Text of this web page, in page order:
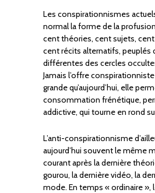
Les conspirationnismes
normal la forme de la
cent théories, cent sujets,
cent récits alternatifs, peuplés
différentes des cercles
Jamais l’offre conspirationniste
grande qu’aujourd’hui, elle
consommation frénétique,
addictive, qui tourne en rond
L’anti-conspirationnisme
aujourd’hui souvent le même
courant après la dernière
gourou, la dernière vidéo, la
mode. En temps « ordinaire »,